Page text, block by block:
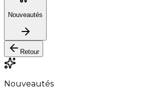
Nouveautés
Retour
Nouveautés